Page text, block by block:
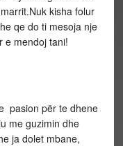
kisha folur
qe do ti mesoja nje
e mendoj tani!
pasion për te dhene
me guzimin dhe
ja dolet mbane,